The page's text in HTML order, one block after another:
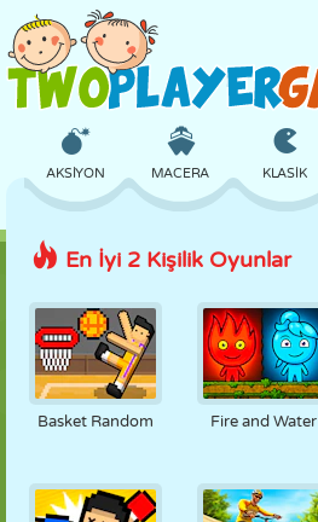
AKSIYON MACERA KLASIK
KALE SATRANÇ ÇILGIN
En İyi 2 Kişilik Oyunlar
Basket Random Fire and Water